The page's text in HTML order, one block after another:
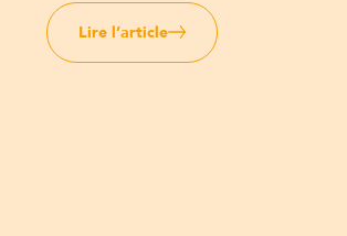
Lire l’article